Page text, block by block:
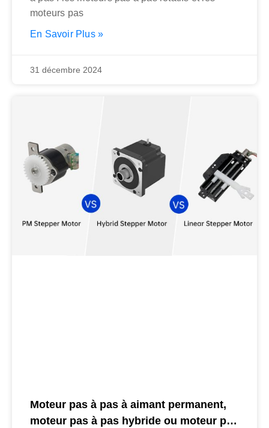
moteurs pas
En Savoir Plus »
31 décembre 2024
Moteur pas à pas à aimant permanent,
moteur pas à pas hybride ou moteur pas